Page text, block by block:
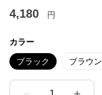
4,180 円
カラー
ブラック ブラウン